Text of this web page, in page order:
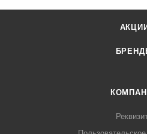
АКЦИИ